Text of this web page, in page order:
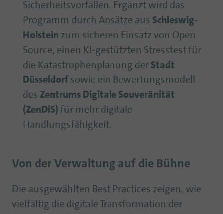
Sicherheitsvorfällen. Ergänzt wird das
Programm durch Ansätze aus Schleswig-
Holstein zum sicheren Einsatz von Open
Source, einen KI-gestützten Stresstest für
die Katastrophenplanung der Stadt
Düsseldorf sowie ein Bewertungsmodell
des Zentrums Digitale Souveränität
(ZenDiS) für mehr digitale
Handlungsfähigkeit.
Von der Verwaltung auf die Bühne
Die ausgewählten Best Practices zeigen, wie
vielfältig die digitale Transformation der